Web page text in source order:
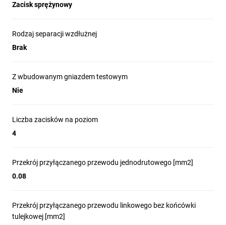
Zacisk sprężynowy
Rodzaj separacji wzdłużnej
Brak
Z wbudowanym gniazdem testowym
Nie
Liczba zacisków na poziom
4
Przekrój przyłączanego przewodu jednodrutowego [mm2]
0.08
Przekrój przyłączanego przewodu linkowego bez końcówki
tulejkowej [mm2]